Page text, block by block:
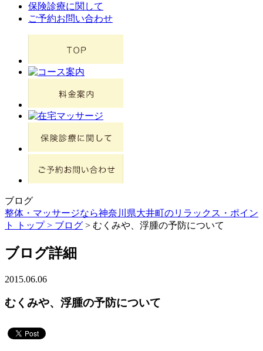
保険診療に関して
ご予約お問い合わせ
ブログ
整体・マッサージなら神奈川県大井町のリラックス・ポイン
ト トップ > ブログ > むくみや、浮腫の予防について
ブログ詳細
2015.06.06
むくみや、浮腫の予防について